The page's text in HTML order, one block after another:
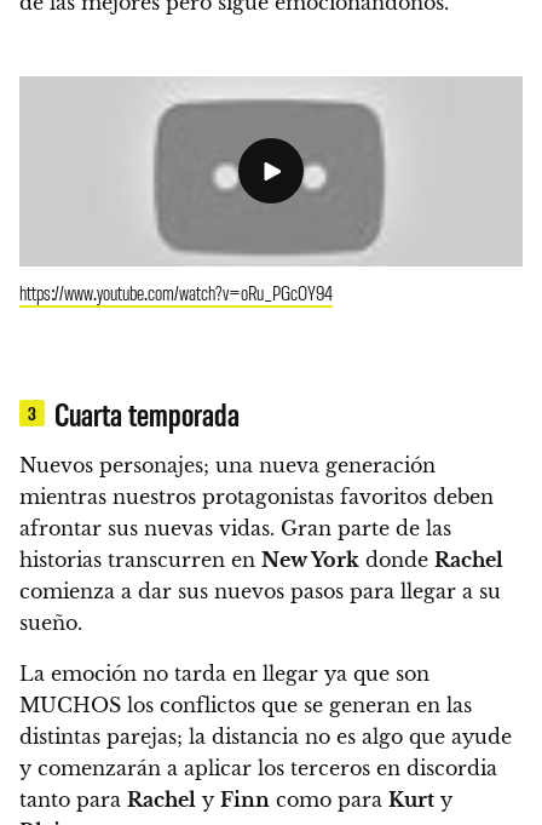
https://www.youtube.com/watch?v=oRu_PGcOY94
3 Cuarta temporada
Nuevos personajes; una nueva generación
mientras nuestros protagonistas favoritos deben
afrontar sus nuevas vidas. Gran parte de las
historias transcurren en New York donde Rachel
comienza a dar sus nuevos pasos para llegar a su
sueño.
La emoción no tarda en llegar ya que son
MUCHOS los conflictos que se generan en las
distintas parejas; la distancia no es algo que ayude
y comenzarán a aplicar los terceros en discordia
tanto para Rachel y Finn como para Kurt y